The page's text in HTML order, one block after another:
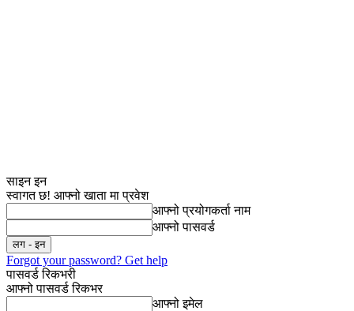
साइन इन
स्वागत छ! आफ्नो खाता मा प्रवेश
आफ्नो प्रयोगकर्ता नाम
आफ्नो पासवर्ड
Forgot your password? Get help
पासवर्ड रिकभरी
आफ्नो पासवर्ड रिकभर
आफ्नो इमेल